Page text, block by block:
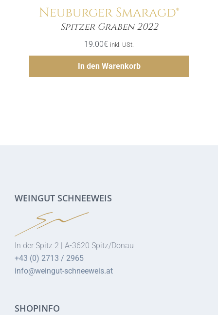
Neuburger Smaragd®
Spitzer Graben 2022
19.00€ inkl. USt.
In den Warenkorb
Menge
WEINGUT SCHNEEWEIS
In der Spitz 2 | A-3620 Spitz/Donau
+43 (0) 2713 / 2965
info@weingut-schneeweis.at
SHOPINFO